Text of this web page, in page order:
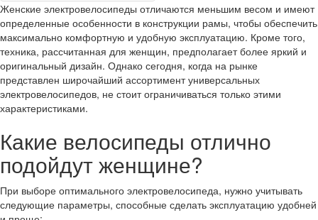
Женские электровелосипеды отличаются меньшим весом и имеют
определенные особенности в конструкции рамы, чтобы обеспечить
максимально комфортную и удобную эксплуатацию. Кроме того,
техника, рассчитанная для женщин, предполагает более яркий и
оригинальный дизайн. Однако сегодня, когда на рынке
представлен широчайший ассортимент универсальных
электровелосипедов, не стоит ограничиваться только этими
характеристиками.
Какие велосипеды отлично
подойдут женщине?
При выборе оптимального электровелосипеда, нужно учитывать
следующие параметры, способные сделать эксплуатацию удобней